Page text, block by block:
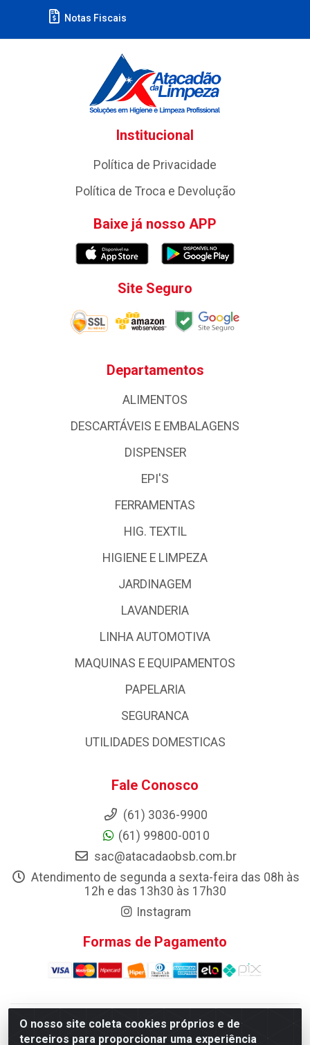
O nosso site coleta cookies próprios e de
terceiros para proporcionar uma experiência
Notas Fiscais
Institucional
Política de Privacidade
Política de Troca e Devolução
Baixe já nosso APP
Site Seguro
Departamentos
ALIMENTOS
DESCARTÁVEIS E EMBALAGENS
DISPENSER
EPI'S
FERRAMENTAS
HIG. TEXTIL
HIGIENE E LIMPEZA
JARDINAGEM
LAVANDERIA
LINHA AUTOMOTIVA
MAQUINAS E EQUIPAMENTOS
PAPELARIA
SEGURANCA
UTILIDADES DOMESTICAS
Fale Conosco
(61) 3036-9900
(61) 99800-0010
sac@atacadaobsb.com.br
Atendimento de segunda a sexta-feira das 08h às
12h e das 13h30 às 17h30
Instagram
Formas de Pagamento
Atacadao da Limpeza F. Pereira Queiroz Comercio e
Distribuicao LTDA - Quadra Qi 10 Lotes 39 e, 41 - Setor